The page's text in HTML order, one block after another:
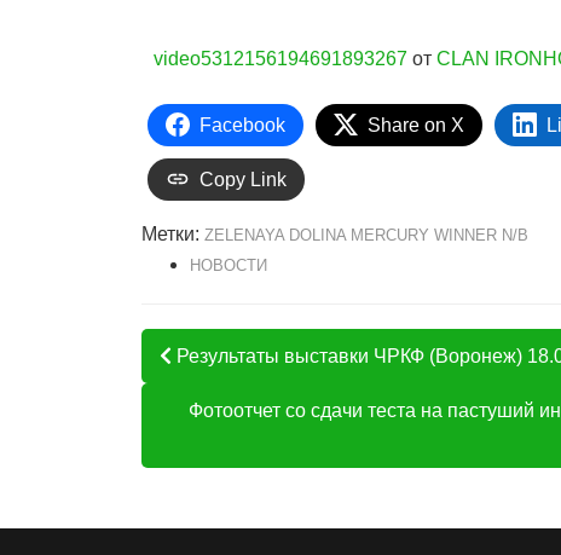
video5312156194691893267 от CLAN
Facebook Share on X
Copy Link
Метки: ZELENAYA DOLINA MERCURY WINNER N/B
НОВОСТИ
Результаты выставки ЧРКФ (Воронеж)
Фотоотчет со сдачи теста на пастуший